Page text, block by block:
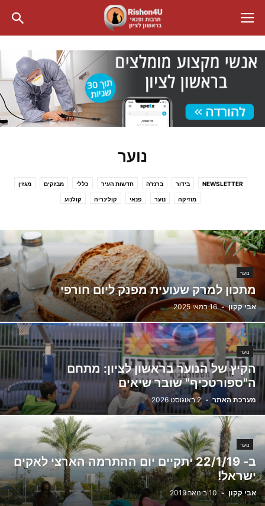
נוער
NEWSLETTER בידור ברנז'ה חדשות העיר כללי מבזקים מגזין
מוזיקה נוער פנאי קולינריה קולנוע
נוער
מתכון למרק שעועית מפנק ליום חורפי
אבי קקון - 16 במאי 2025
נוער
הקיץ של הנוער בראשון לציון: מתחם
ה"ספורטכיף" שובר שיאים
מערכת האתר - 2 באוגוסט 2026
נוער
ב- 22/1/19 יתקיים יום ההתרמה הארצי לאקים
ישראל!
אבי קקון - 10 בינואר 2019